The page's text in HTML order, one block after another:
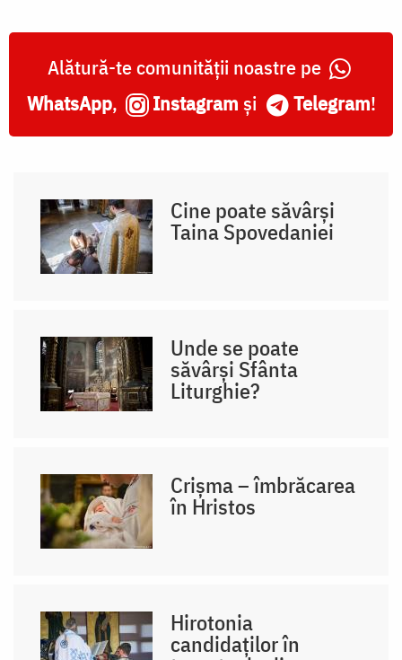
Alătură-te comunității noastre pe
WhatsApp, Instagram și Telegram!
Cine poate săvârși
Taina Spovedaniei
Unde se poate
săvârși Sfânta
Liturghie?
Crișma – îmbrăcarea
în Hristos
Hirotonia
candidaților în